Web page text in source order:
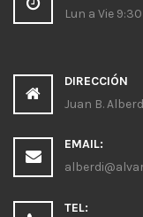
Lun a Vie
DIRECCIÓN
Juan B.
EMAIL:
TEL: